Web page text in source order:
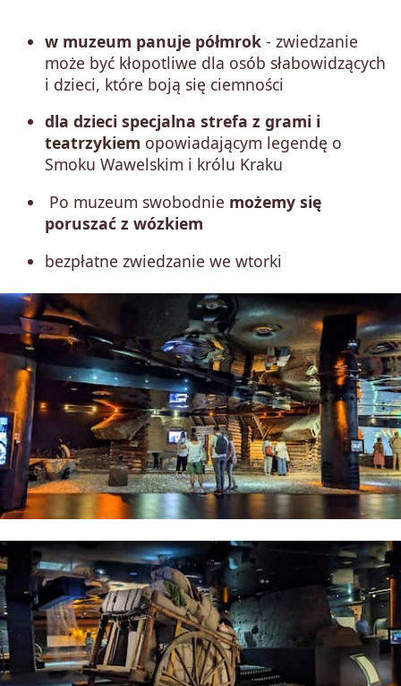
w muzeum panuje półmrok - zwiedzanie
może być kłopotliwe dla osób słabowidzących
i dzieci, które boją się ciemności
dla dzieci specjalna strefa z grami i
teatrzykiem opowiadającym legendę o
Smoku Wawelskim i królu Kraku
Po muzeum swobodnie możemy się
poruszać z wózkiem
bezpłatne zwiedzanie we wtorki